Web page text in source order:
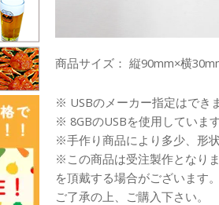
商品サイズ： 縦90mm×横
※ USBのメーカー指定はでき
※ 8GBのUSBを使用していま
※手作り商品により多少、形
※この商品は受注製作となり
を頂戴する場合がございます
ご了承の上、ご購入下さい。